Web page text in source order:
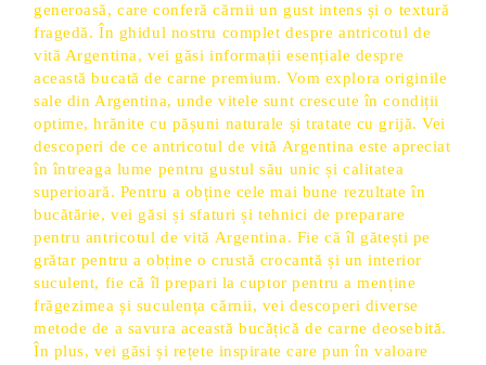
generoasă, care conferă cărnii un gust intens și o textură
fragedă. În ghidul nostru complet despre antricotul de
vită Argentina, vei găsi informații esențiale despre
această bucată de carne premium. Vom explora originile
sale din Argentina, unde vitele sunt crescute în condiții
optime, hrănite cu pășuni naturale și tratate cu grijă. Vei
descoperi de ce antricotul de vită Argentina este apreciat
în întreaga lume pentru gustul său unic și calitatea
superioară. Pentru a obține cele mai bune rezultate în
bucătărie, vei găsi și sfaturi și tehnici de preparare
pentru antricotul de vită Argentina. Fie că îl gătești pe
grătar pentru a obține o crustă crocantă și un interior
suculent, fie că îl prepari la cuptor pentru a menține
frăgezimea și suculența cărnii, vei descoperi diverse
metode de a savura această bucățică de carne deosebită.
În plus, vei găsi și rețete inspirate care pun în valoare